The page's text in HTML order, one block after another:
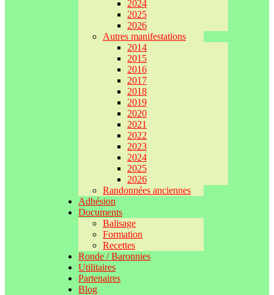
2024
2025
2026
Autres manifestations
2014
2015
2016
2017
2018
2019
2020
2021
2022
2023
2024
2025
2026
Randonnées anciennes
Adhésion
Documents
Balisage
Formation
Recettes
Ronde / Baronnies
Utilitaires
Partenaires
Blog